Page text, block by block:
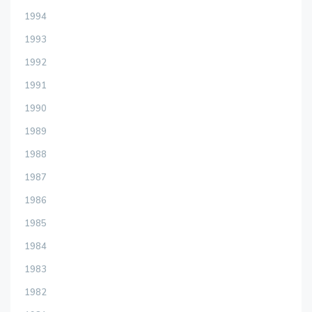
1994
1993
1992
1991
1990
1989
1988
1987
1986
1985
1984
1983
1982